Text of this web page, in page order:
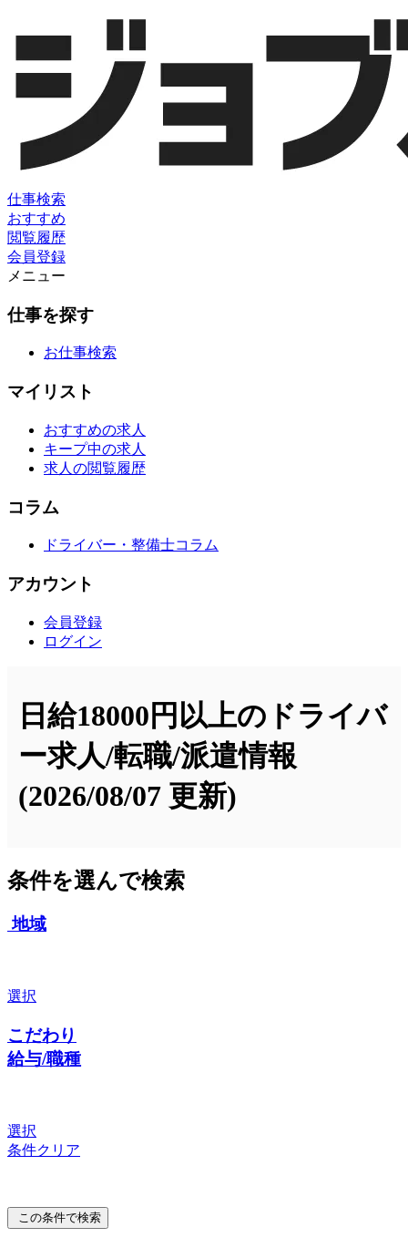
仕事検索
おすすめ
閲覧履歴
会員登録
メニュー
仕事を探す
お仕事検索
マイリスト
おすすめの求人
キープ中の求人
求人の閲覧履歴
コラム
ドライバー・整備士コラム
アカウント
会員登録
ログイン
日給18000円以上のドライバ
ー求人/転職/派遣情報
(2026/08/07 更新)
条件を選んで検索
地域
選択
こだわり
給与/職種
選択
条件クリア
この条件で検索